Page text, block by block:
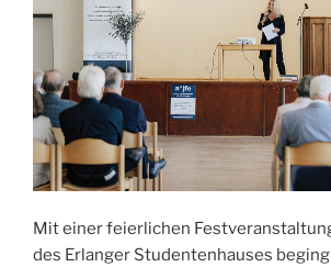
Mit einer feierlichen
des Erlanger Studentenhauses